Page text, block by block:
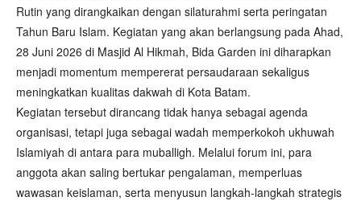
Rutin yang dirangkaikan dengan silaturahmi serta peringatan
Tahun Baru Islam. Kegiatan yang akan berlangsung pada Ahad,
28 Juni 2026 di Masjid Al Hikmah, Bida Garden ini diharapkan
menjadi momentum mempererat persaudaraan sekaligus
meningkatkan kualitas dakwah di Kota Batam.
Kegiatan tersebut dirancang tidak hanya sebagai agenda
organisasi, tetapi juga sebagai wadah memperkokoh ukhuwah
Islamiyah di antara para muballigh. Melalui forum ini, para
anggota akan saling bertukar pengalaman, memperluas
wawasan keislaman, serta menyusun langkah-langkah strategis